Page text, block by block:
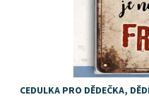
CEDULKA PRO DĚDEČKA,